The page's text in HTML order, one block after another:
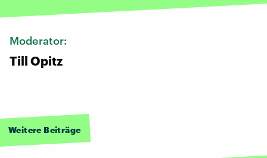
Moderator:
Till Opitz
Weitere Beiträge